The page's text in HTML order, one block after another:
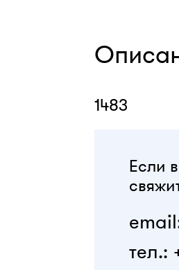
1483
Если
тел.: